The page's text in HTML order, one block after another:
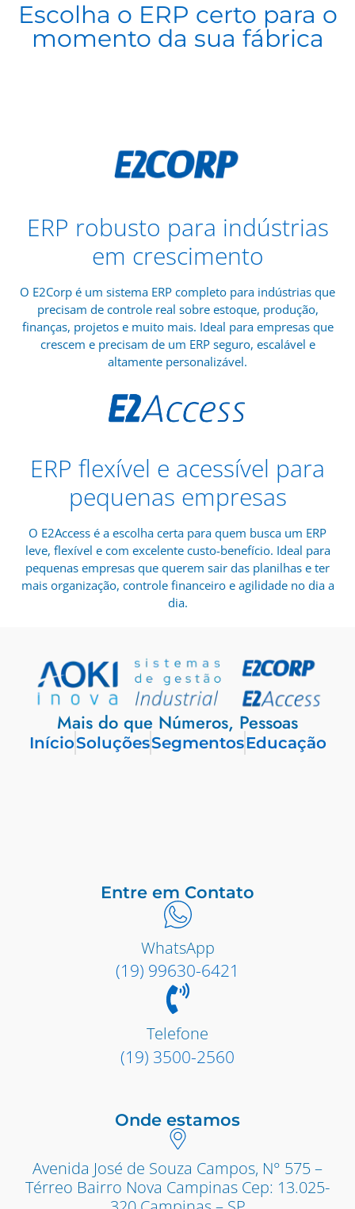
Escolha o ERP certo para o
momento da sua fábrica
ERP robusto para indústrias
em crescimento
O E2Corp é um sistema ERP completo para indústrias que
precisam de controle real sobre estoque, produção,
finanças, projetos e muito mais. Ideal para empresas que
crescem e precisam de um ERP seguro, escalável e
altamente personalizável.
ERP flexível e acessível para
pequenas empresas
O E2Access é a escolha certa para quem busca um ERP
leve, flexível e com excelente custo-benefício. Ideal para
pequenas empresas que querem sair das planilhas e ter
mais organização, controle financeiro e agilidade no dia a
dia.
Mais do que Números, Pessoas
InícioSoluçõesSegmentosEducação
Entre em Contato
WhatsApp
(19) 99630-6421
Telefone
(19) 3500-2560
Onde estamos
Avenida José de Souza Campos, N° 575 –
Térreo Bairro Nova Campinas Cep: 13.025-